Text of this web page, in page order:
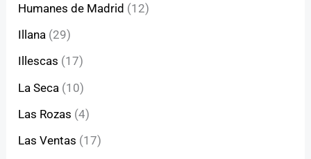
Humanes de Madrid (12)
Illana (29)
Illescas (17)
La Seca (10)
Las Rozas (4)
Las Ventas (17)